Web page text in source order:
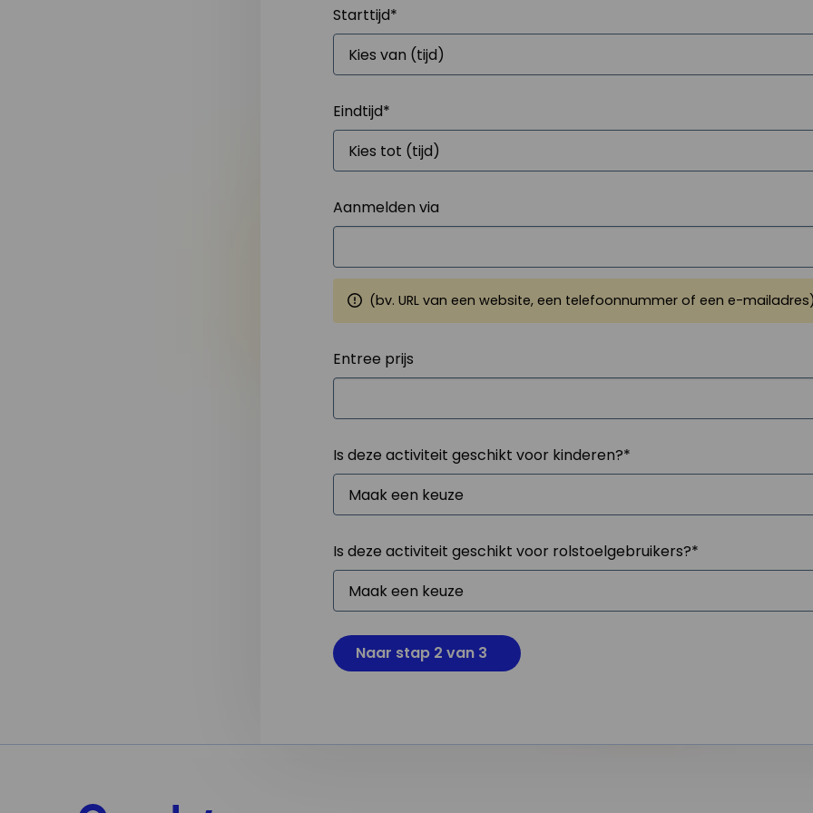
Starttijd*
Eindtijd*
Aanmelden via
(bv. URL van een website, een telefoonnummer of een e-
Entree prijs
Is deze activiteit geschikt voor kinderen?*
Is deze activiteit geschikt voor rolstoelgebruikers?*